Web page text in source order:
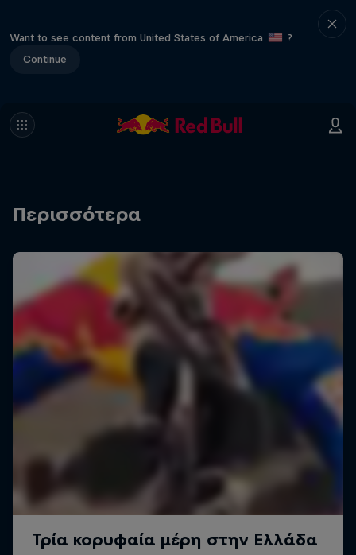
Want to see content from United States of America
?
Continue
Περισσότερα